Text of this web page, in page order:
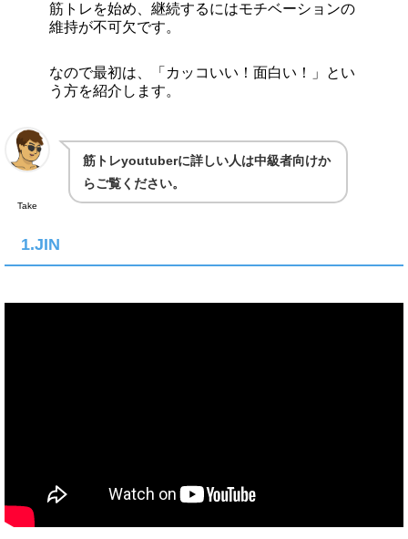
筋トレを始め、継続するにはモチベーションの
維持が不可欠です。
なので最初は、「カッコいい！面白い！」とい
う方を紹介します。
Take
筋トレyoutuberに詳しい人は中級者向けか
らご覧ください。
1.JIN